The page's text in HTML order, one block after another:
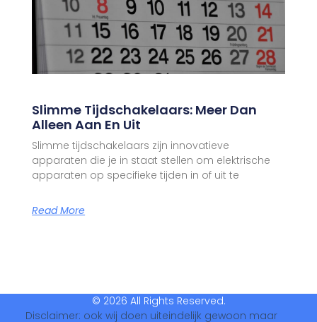
Slimme Tijdschakelaars: Meer Dan
Alleen Aan En Uit
Slimme tijdschakelaars zijn innovatieve
apparaten die je in staat stellen om elektrische
apparaten op specifieke tijden in of uit te
Read More
© 2026 All Rights Reserved.
Disclaimer: ook wij doen uiteindelijk gewoon maar